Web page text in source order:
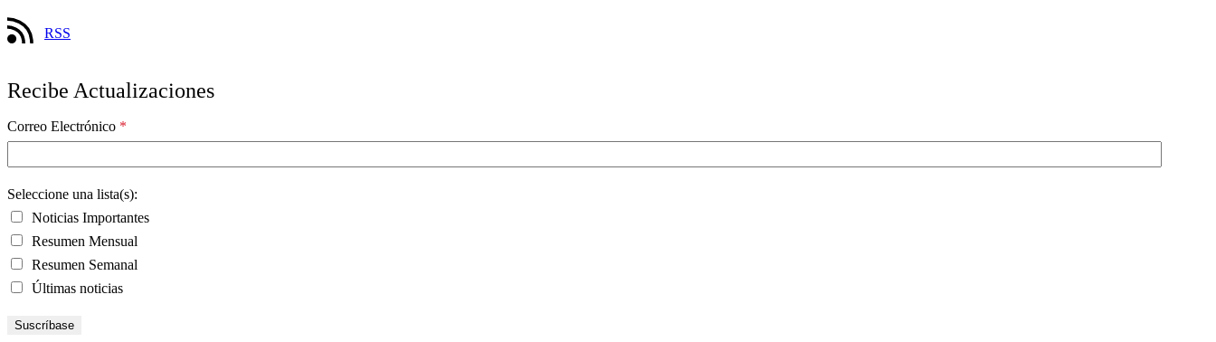
RSS
Recibe Actualizaciones
Correo Electrónico *
Seleccione una lista(s):
Noticias Importantes
Resumen Mensual
Resumen Semanal
Últimas noticias